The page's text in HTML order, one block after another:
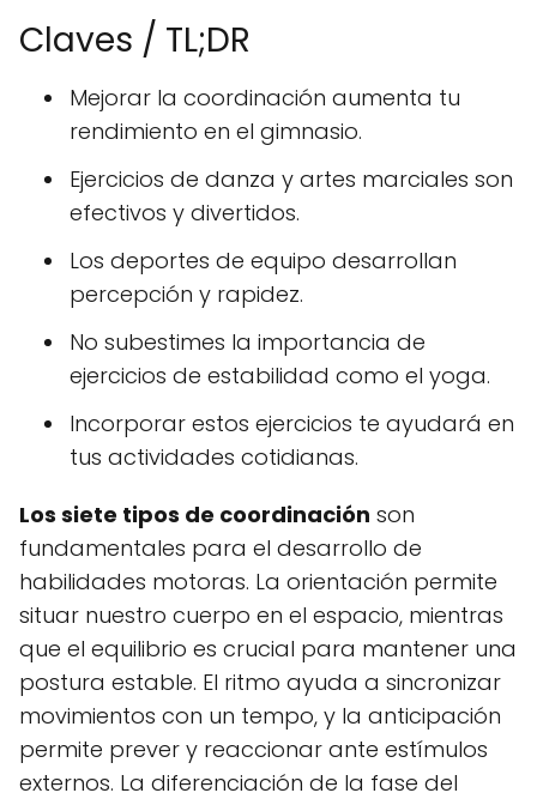
Claves / TL;DR
Mejorar la coordinación aumenta tu
rendimiento en el gimnasio.
Ejercicios de danza y artes marciales son
efectivos y divertidos.
Los deportes de equipo desarrollan
percepción y rapidez.
No subestimes la importancia de
ejercicios de estabilidad como el yoga.
Incorporar estos ejercicios te ayudará en
tus actividades cotidianas.
Los siete tipos de coordinación son
fundamentales para el desarrollo de
habilidades motoras. La orientación permite
situar nuestro cuerpo en el espacio, mientras
que el equilibrio es crucial para mantener una
postura estable. El ritmo ayuda a sincronizar
movimientos con un tempo, y la anticipación
permite prever y reaccionar ante estímulos
externos. La diferenciación de la fase del